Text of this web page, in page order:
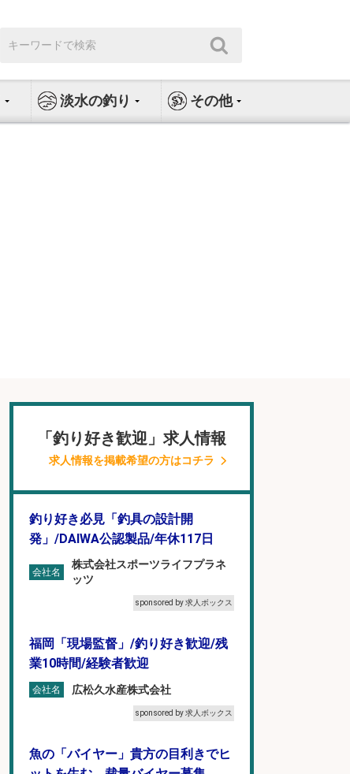
索:
淡水の釣り その他
「釣り好き歓迎」求人情報
求人情報を掲載希望の方はコチラ
釣り好き必見「釣具の設計開
発」/DAIWA公認製品/年休117日
会社名
株式会社スポーツライフプラネ
ッツ
sponsored by 求人ボックス
福岡「現場監督」/釣り好き歓迎/残
業10時間/経験者歓迎
会社名 広松久水産株式会社
sponsored by 求人ボックス
魚の「バイヤー」貴方の目利きでヒ